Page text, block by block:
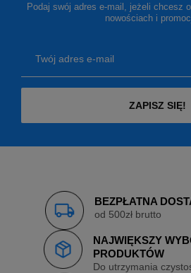
Podaj swój adres e-mail, jeżeli chcesz
nowościach i
Twój adres e-mail
ZAPISZ SIĘ!
BEZPŁATNA
od 500zł brutto
NAJWIĘKSZY
PRODUKTÓW
Do utrzymania